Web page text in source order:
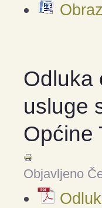
Odluka
usluge
Općine
Objavljeno